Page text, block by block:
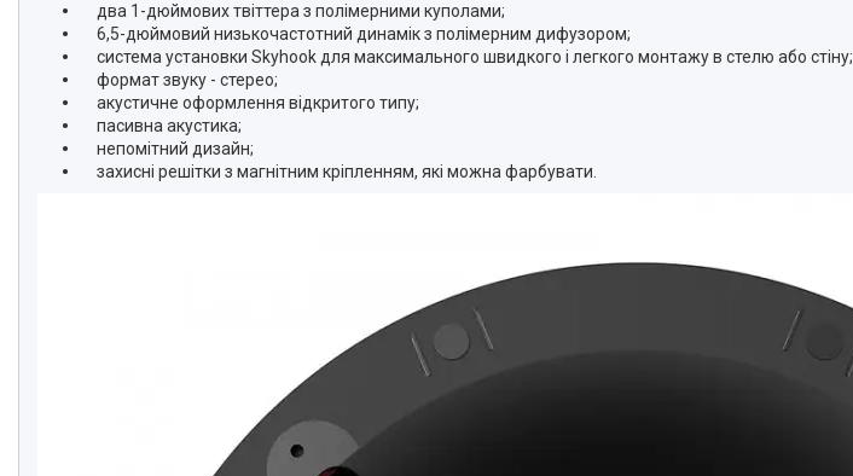
два 1-дюймових твіттера з полімерними куполами;
6,5-дюймовий низькочастотний динамік з полімерним дифузором;
система установки Skyhook для максимального швидкого і легкого монтажу в стелю або стіну;
формат звуку - стерео;
акустичне оформлення відкритого типу;
пасивна акустика;
непомітний дизайн;
захисні решітки з магнітним кріпленням, які можна фарбувати.